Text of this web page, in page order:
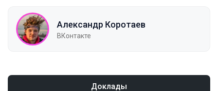
Александр Коротаев
ВКонтакте
Доклады